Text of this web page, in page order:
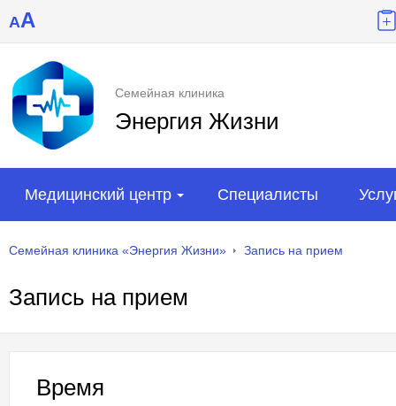
AA
Семейная клиника
Энергия Жизни
Медицинский центр Специалисты
Семейная клиника «Энергия Жизни» Запись на прием
Запись на прием
Время